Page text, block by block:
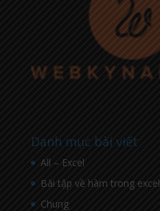
Danh mục bài viết
All – Excel
Bài tập về hàm trong excel
Chung